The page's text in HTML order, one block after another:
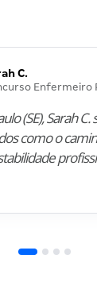
C.
Enfermeiro
(SE), Sarah
como o